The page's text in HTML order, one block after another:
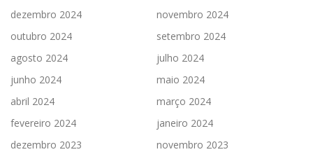
dezembro 2024
novembro 2024
outubro 2024
setembro 2024
agosto 2024
julho 2024
junho 2024
maio 2024
abril 2024
março 2024
fevereiro 2024
janeiro 2024
dezembro 2023
novembro 2023